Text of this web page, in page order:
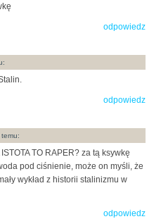
odpowiedz
odpowiedz
TO RAPER? za tą ksywkę
pod ciśnienie, może on myśli, że
wykład z historii stalinizmu w
odpowiedz